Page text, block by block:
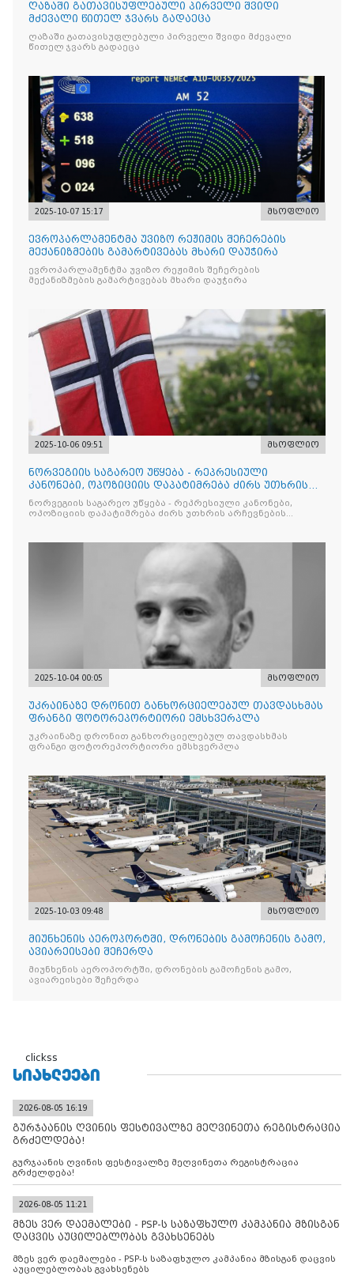
ღაზაში გათავისუფლებული პირველი შვიდი
მძევალი წითელ ჯვარს გადაეცა
ღაზაში გათავისუფლებული პირველი შვიდი მძევალი
წითელ ჯვარს გადაეცა
2025-10-07 15:17 მსოფლიო
ევროპარლამენტმა უვიზო რეჟიმის შეჩერების
მექანიზმების გამარტივებას მხარი დაუჭირა
ევროპარლამენტმა უვიზო რეჟიმის შეჩერების
მექანიზმების გამარტივებას მხარი დაუჭირა
2025-10-06 09:51 მსოფლიო
ნორვეგიის საგარეო უწყება - რეპრესიული
კანონები, ოპოზიციის დაპატიმრება ძირს უთხრის
არჩევნების ნდობას
ნორვეგიის საგარეო უწყება - რეპრესიული კანონები,
ოპოზიციის დაპატიმრება ძირს უთხრის არჩევნების
2025-10-04 00:05 მსოფლიო
უკრაინაზე დრონით განხორციელებულ თავდასხმას
ფრანგი ფოტორეპორტიორი ემსხვერპლა
უკრაინაზე დრონით განხორციელებულ თავდასხმას
ფრანგი ფოტორეპორტიორი ემსხვერპლა
2025-10-03 09:48 მსოფლიო
მიუნხენის აეროპორტში, დრონების გამოჩენის გამო,
ავიარეისები შეჩერდა
მიუნხენის აეროპორტში, დრონების გამოჩენის გამო,
ავიარეისები შეჩერდა
clickss
ᲡᲘᲐᲮᲚᲔᲔᲑᲘ
2026-08-05 16:19
გურჯაანის ღვინის ფესტივალზე მეღვინეთა რეგისტრაცია
გრძელდება!
გურჯაანის ღვინის ფესტივალზე მეღვინეთა რეგისტრაცია
გრძელდება!
2026-08-05 11:21
მზეს ვერ დაემალები - PSP-ს საზაფხულო კამპანია მზისგან
დაცვის აუცილებლობას გვახსენებს
მზეს ვერ დაემალები - PSP-ს საზაფხულო კამპანია მზისგან დაცვის
აუცილებლობას გვახსენებს